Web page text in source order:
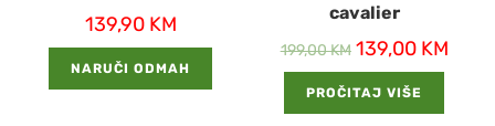
139,90 KM
NARUČI ODMAH
cavalier
199,00KM 139,00 KM
PROČITAJ VIŠE